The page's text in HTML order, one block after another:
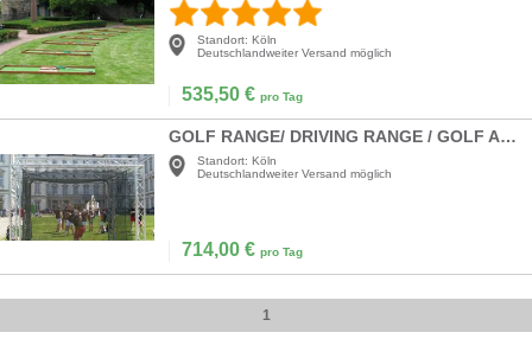
Standort: Köln
Deutschlandweiter Versand möglich
535,50 € pro Tag
GOLF RANGE/ DRIVING RANGE / GOLF ABSCHLAG-MESSUNG
Standort: Köln
Deutschlandweiter Versand möglich
714,00 € pro Tag
1